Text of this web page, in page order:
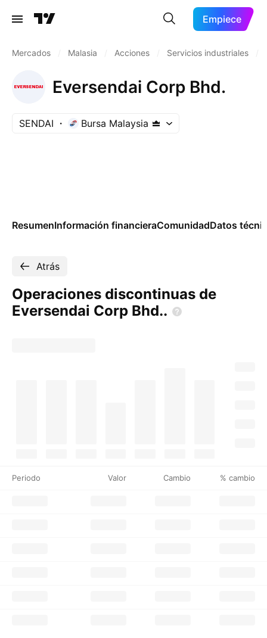
Empiece
Mercados Malasia Acciones Servicios industriales
Eversendai Corp Bhd.
SENDAI Bursa Malaysia
ResumenInformación financieraComunidadDatos
Atrás
Operaciones discontinuas de
Eversendai Corp Bhd..
Periodo Valor Cambio % cambio